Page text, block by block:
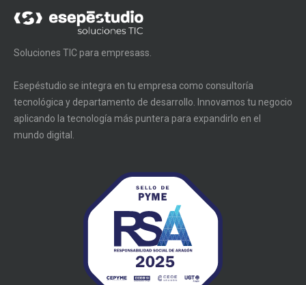
Soluciones TIC para empresass.
Esepéstudio se integra en tu empresa como consultoría
tecnológica y departamento de desarrollo. Innovamos tu negocio
aplicando la tecnología más puntera para expandirlo en el
mundo digital.